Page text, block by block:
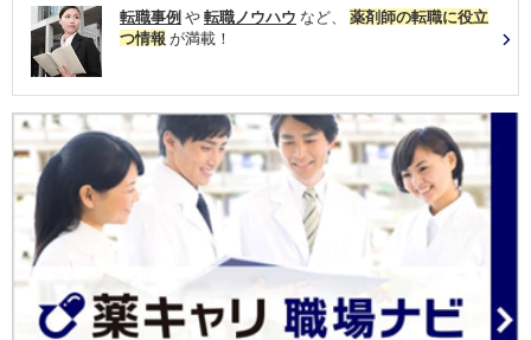
転職事例 や 転職ノウハウ など、 薬剤師の転職に役立
つ情報 が満載！